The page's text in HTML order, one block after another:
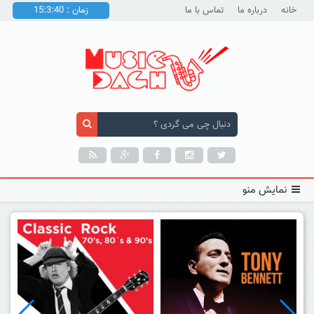
خانه درباره ما تماس با ما زمان : 15:3:41
نمایش منو